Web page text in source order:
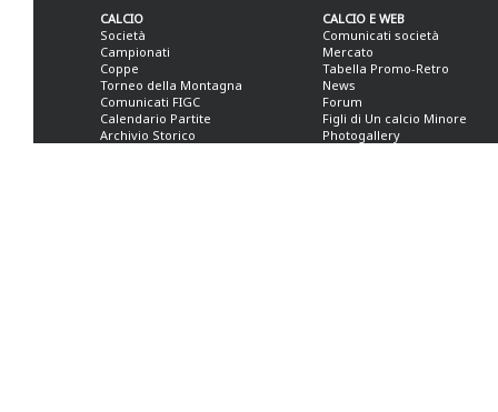
CALCIO
Società
Campionati
Coppe
Torneo della Montagna
Comunicati FIGC
Calendario Partite
Archivio Storico
CALCIO E WEB
Comunicati società
Mercato
Tabella Promo-Retro
News
Forum
Figli di Un calcio Minore
Photogallery